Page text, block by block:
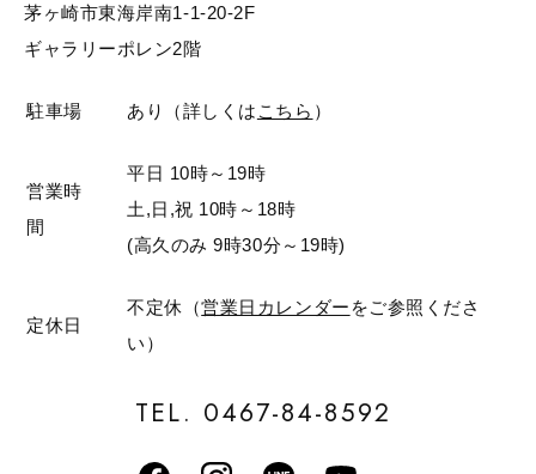
茅ヶ崎市東海岸南1-1-20-2F
ギャラリーポレン2階
駐車場 あり（詳しくは こちら ）
営業時
間
平日 10時～19時
土,日,祝 10時～18時
(高久のみ 9時30分～19時)
定休日
不定休（営業日カレンダー をご参照くださ
い）
TEL. 0467-84-8592